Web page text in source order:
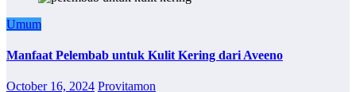
Umum
Manfaat Pelembab untuk Kulit Kering dari Aveeno
October 16, 2024 Provitamon